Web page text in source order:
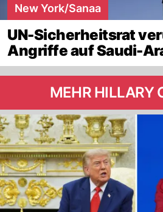
New York/Sanaa
UN-Sicherheitsrat
Angriffe auf Saudi-
MEHR HILLARY